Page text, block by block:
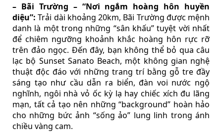
– Bãi Trường – “Nơi ngắm hoàng hôn huyền
diệu”: Trải dài khoảng 20km, Bãi Trường được mệnh
danh là một trong những “sân khấu” tuyệt vời nhất
để chiêm ngưỡng khoảnh khắc hoàng hôn rực rỡ
trên đảo ngọc. Đến đây, bạn không thể bỏ qua câu
lạc bộ Sunset Sanato Beach, một không gian nghệ
thuật độc đáo với những trang trí bằng gỗ tre đầy
sáng tạo như cầu dẫn ra biển, đàn voi nước ngộ
nghĩnh, ngôi nhà vỏ ốc kỳ lạ hay chiếc xích đu lãng
mạn, tất cả tạo nên những “background” hoàn hảo
cho những bức ảnh “sống ảo” lung linh trong ánh
chiều vàng cam.